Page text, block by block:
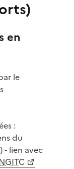
en
le
:
du
- lien avec